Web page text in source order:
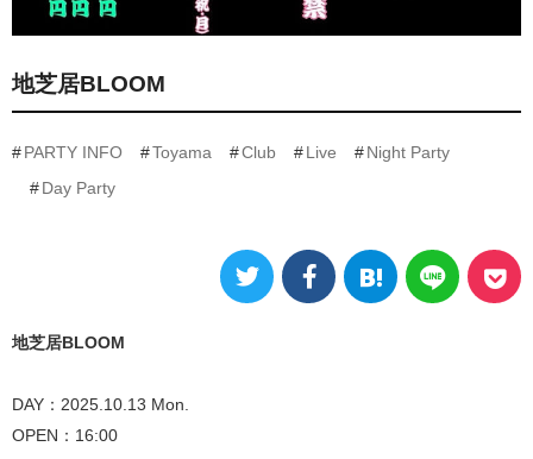
地芝居BLOOM
PARTY INFO Toyama Club Live
Night Party
Day Party
地芝居BLOOM
DAY：2025.10.13 Mon.
OPEN：16:00